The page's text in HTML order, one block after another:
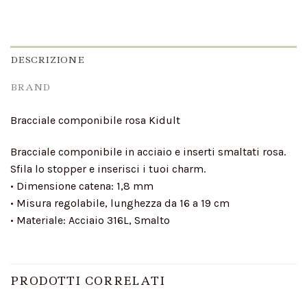
DESCRIZIONE
BRAND
Bracciale componibile rosa Kidult
Bracciale componibile in acciaio e inserti smaltati rosa.
Sfila lo stopper e inserisci i tuoi charm.
• Dimensione catena: 1,8 mm
• Misura regolabile, lunghezza da 16 a 19 cm
• Materiale: Acciaio 316L, Smalto
PRODOTTI CORRELATI